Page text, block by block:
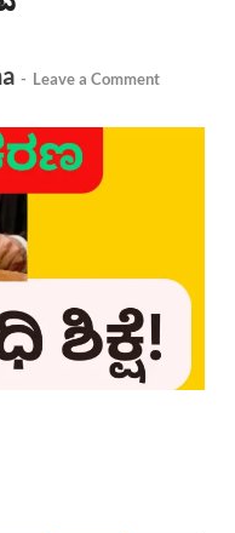
- Leave a Comment